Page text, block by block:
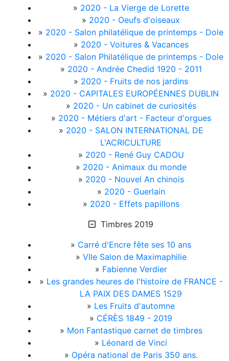
» 2020 - La Vierge de Lorette
» 2020 - Oeufs d'oiseaux
» 2020 - Salon philatélique de printemps - Dole
» 2020 - Voitures & Vacances
» 2020 - Salon Philatélique de printemps - Dole
» 2020 - Andrée Chedid 1920 - 2011
» 2020 - Fruits de nos jardins
» 2020 - CAPITALES EUROPÉENNES DUBLIN
» 2020 - Un cabinet de curiosités
» 2020 - Métiers d'art - Facteur d'orgues
» 2020 - SALON INTERNATIONAL DE
L'ACRICULTURE
» 2020 - René Guy CADOU
» 2020 - Animaux du monde
» 2020 - Nouvel An chinois
» 2020 - Guerlain
» 2020 - Effets papillons
Timbres 2019
» Carré d'Encre fête ses 10 ans
» VIIe Salon de Maximaphilie
» Fabienne Verdier
» Les grandes heures de l'histoire de FRANCE -
LA PAIX DES DAMES 1529
» Les Fruits d'automne
» CÉRÈS 1849 - 2019
» Mon Fantastique carnet de timbres
» Léonard de Vinci
» Opéra national de Paris 350 ans.